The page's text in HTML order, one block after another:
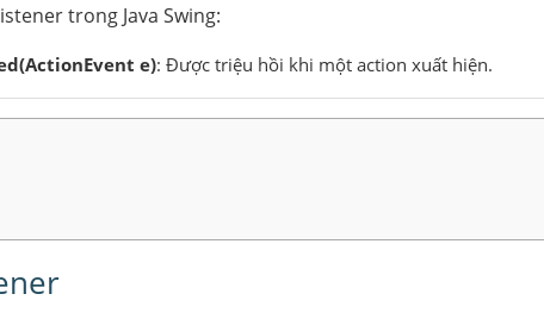
trong Java Swing:
e): Được triệu hồi khi một action xuất hiện.